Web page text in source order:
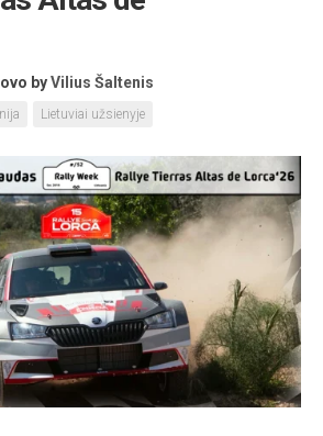
byVilius Šaltenis
Lietuviai užsienyje